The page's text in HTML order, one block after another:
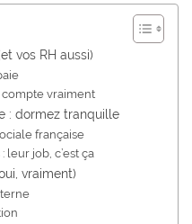
vos RH aussi)
compte vraiment
: dormez tranquille
française
leur job, c’est ça
vraiment)